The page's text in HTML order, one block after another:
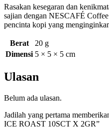
Rasakan kesegaran dan
sajian dengan NESCAFÉ
pencinta kopi yang
Berat
20 g
Dimensi 5 × 5 × 5 cm
Ulasan
Belum ada ulasan.
Jadilah yang pertama
ICE ROAST 10SCT X 2GR”